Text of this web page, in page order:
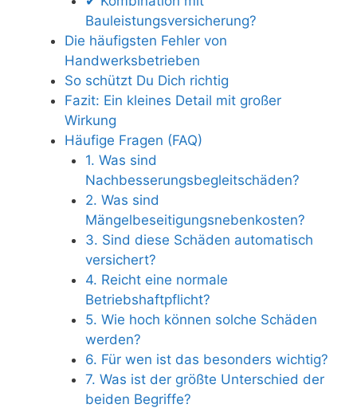
Bauleistungsversicherung?
Die häufigsten Fehler von
Handwerksbetrieben
So schützt Du Dich richtig
Fazit: Ein kleines Detail mit großer
Wirkung
Häufige Fragen (FAQ)
1. Was sind
Nachbesserungsbegleitschäden?
2. Was sind
Mängelbeseitigungsnebenkosten?
3. Sind diese Schäden automatisch
versichert?
4. Reicht eine normale
Betriebshaftpflicht?
5. Wie hoch können solche Schäden
werden?
6. Für wen ist das besonders wichtig?
7. Was ist der größte Unterschied der
beiden Begriffe?